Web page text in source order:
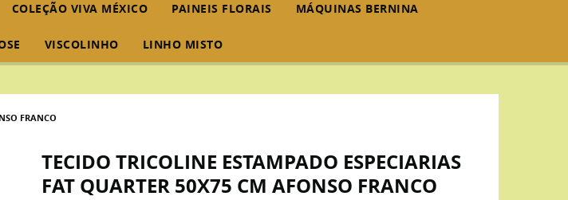
COLEÇÃO VIVA MÉXICO PAINEIS FLORAIS MÁQUINAS BERNINA
VISCOLINHO LINHO MISTO
FRANCO
TECIDO TRICOLINE ESTAMPADO ESPECIARIAS
FAT QUARTER 50X75 CM AFONSO FRANCO